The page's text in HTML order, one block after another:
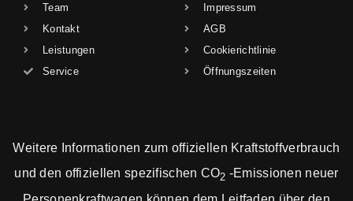
Team
Kontakt
Leistungen
Service
Impressum
AGB
Cookierichtlinie
Öffnungszeiten
Weitere Informationen zum offiziellen Kraftstoffverbrauch
und den offiziellen spezifischen CO2 -Emissionen neuer